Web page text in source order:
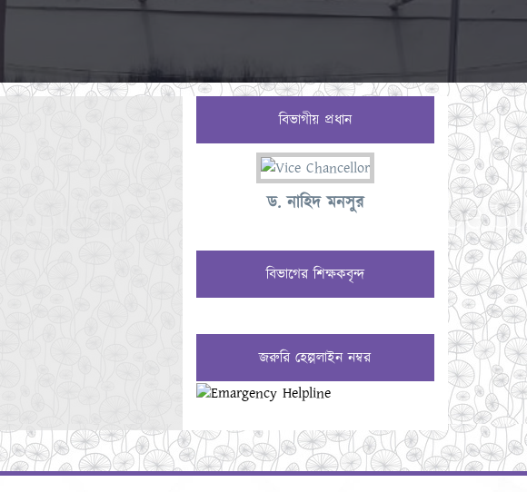
বিভাগীয় প্রধান
ড. নাহিদ মনসুর
বিভাগের শিক্ষকবৃন্দ
জরুরি হেল্পলাইন নম্বর